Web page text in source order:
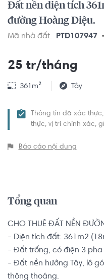
Đất nền diện tích
đường Hoàng Diệu.
Mã nhà đất: PTD107947
25 tr/tháng
361m² Tây
Thông tin đã xác
thực, vị trí chính xác,
Báo cáo nội dung
Tổng quan
CHO THUÊ ĐẤT NỀN
- Diện tích đất: 361m2
- Đất trống, có điện 3 pha
- Đất nền hướng Tây, lô
thông thoáng.